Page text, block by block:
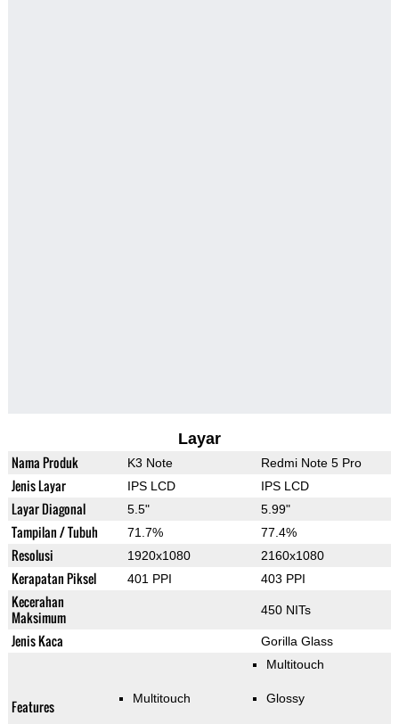
Layar
Nama Produk K3 Note Redmi Note 5 Pro
Jenis Layar IPS LCD IPS LCD
Layar Diagonal 5.5" 5.99"
Tampilan / Tubuh 71.7% 77.4%
Resolusi 1920x1080 2160x1080
Kerapatan Piksel 401 PPI 403 PPI
Kecerahan
Maksimum
450 NITs
Jenis Kaca Gorilla Glass
Features Multitouch
Multitouch
Glossy